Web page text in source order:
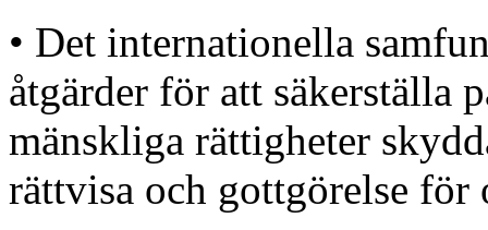
• Det internationella
åtgärder för att säkerställa
mänskliga rättigheter
rättvisa och gottgörelse för